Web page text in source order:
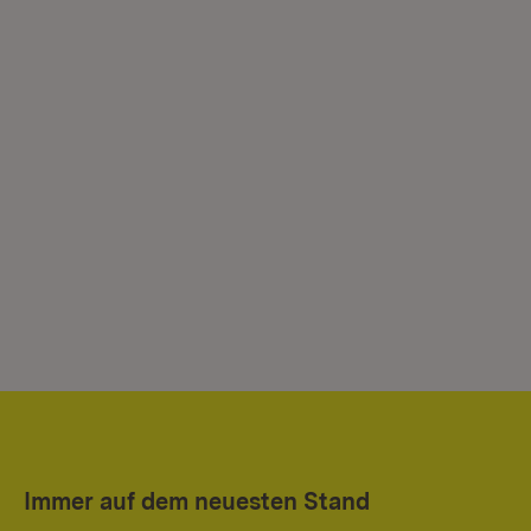
Immer auf dem neuesten Stand